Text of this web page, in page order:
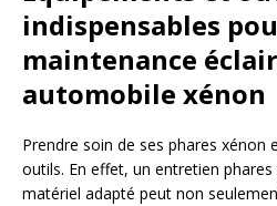
indispensables
maintenance
automobile xénon
Prendre soin de ses phares xénon
outils. En effet, un entretien
matériel adapté peut non